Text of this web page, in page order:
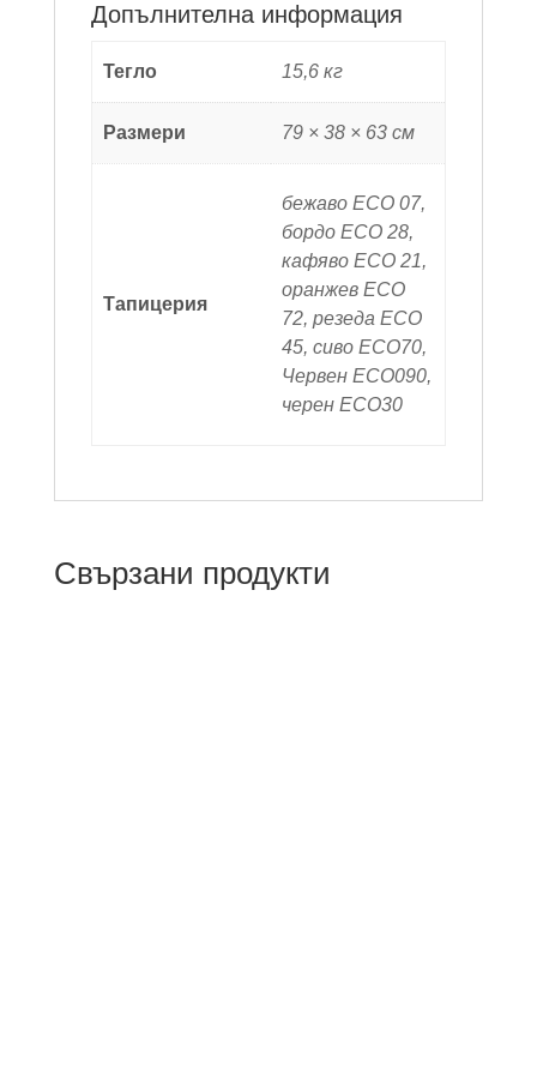
Допълнителна информация
Тегло 15,6 кг
Размери 79 × 38 × 63 см
Тапицерия
бежаво ECO 07,
бордо ECO 28,
кафяво ECO 21,
оранжев ECO
72, резеда ECO
45, сиво ECO70,
Червен ECO090,
черен ECO30
Свързани продукти